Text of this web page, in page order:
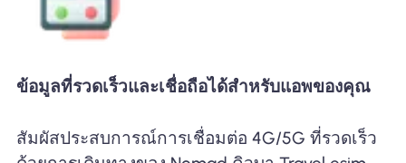
ข้อมูลที่รวดเร็วและเชื่อถือได้สำหรับแอพของคุณ
สัมผัสประสบการณ์การเชื่อมต่อ 4G/5G ที่รวดเร็ว